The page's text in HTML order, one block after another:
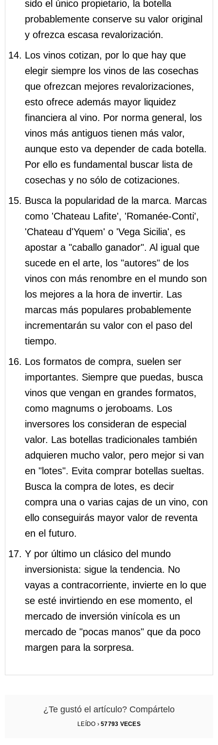
sido el único propietario, la botella
probablemente conserve su valor original
y ofrezca escasa revalorización.
Los vinos cotizan, por lo que hay que
elegir siempre los vinos de las cosechas
que ofrezcan mejores revalorizaciones,
esto ofrece además mayor liquidez
financiera al vino. Por norma general, los
vinos más antiguos tienen más valor,
aunque esto va depender de cada botella.
Por ello es fundamental buscar lista de
cosechas y no sólo de cotizaciones.
Busca la popularidad de la marca. Marcas
como 'Chateau Lafite', 'Romanée-Conti',
'Chateau d'Yquem' o 'Vega Sicilia', es
apostar a "caballo ganador". Al igual que
sucede en el arte, los "autores" de los
vinos con más renombre en el mundo son
los mejores a la hora de invertir. Las
marcas más populares probablemente
incrementarán su valor con el paso del
tiempo.
Los formatos de compra, suelen ser
importantes. Siempre que puedas, busca
vinos que vengan en grandes formatos,
como magnums o jeroboams. Los
inversores los consideran de especial
valor. Las botellas tradicionales también
adquieren mucho valor, pero mejor si van
en "lotes". Evita comprar botellas sueltas.
Busca la compra de lotes, es decir
compra una o varias cajas de un vino, con
ello conseguirás mayor valor de reventa
en el futuro.
Y por último un clásico del mundo
inversionista: sigue la tendencia. No
vayas a contracorriente, invierte en lo que
se esté invirtiendo en ese momento, el
mercado de inversión vinícola es un
mercado de "pocas manos" que da poco
margen para la sorpresa.
¿Te gustó el artículo? Compártelo
LEÍDO ›57793 VECES